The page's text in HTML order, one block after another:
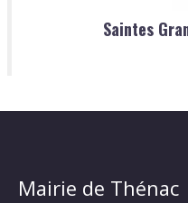
Saintes
Mairie de Thénac